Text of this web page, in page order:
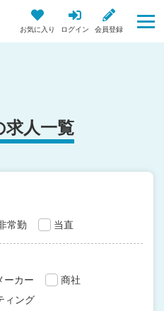
お気に入り ログイン 会員登録
求人一覧
常勤 当直
ーカー
商社
ィング